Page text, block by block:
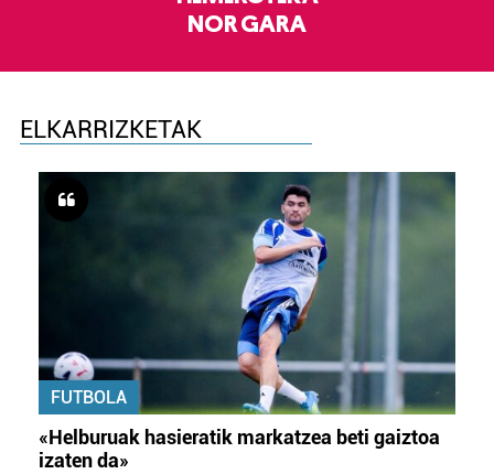
NOR GARA
ELKARRIZKETAK
FUTBOLA
«Helburuak hasieratik markatzea beti gaiztoa
izaten da»